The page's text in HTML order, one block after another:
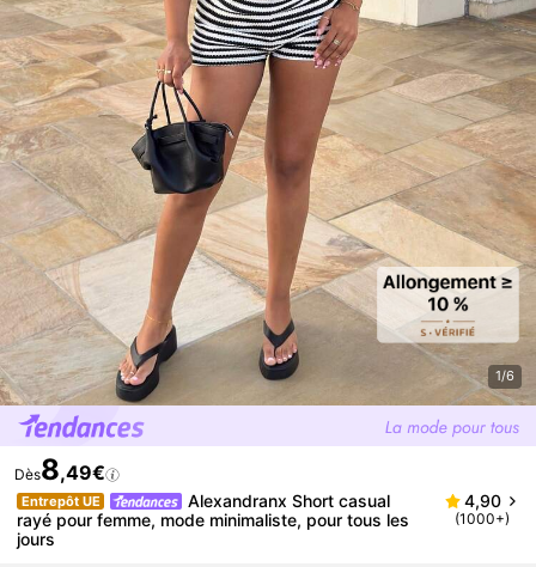
1/6
Dès8,49€
Entrepôt UE
Alexandranx Short casual
rayé pour femme, mode minimaliste, pour tous les
jours
4,90
(1000+)